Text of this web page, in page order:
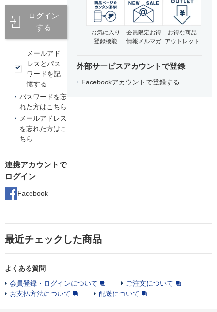
ログイン
する
メールアド
レスとパス
ワードを記
憶する
パスワードを忘
れた方はこちら
メールアドレス
を忘れた方はこ
ちら
連携アカウントで
ログイン
Facebook
お気に入り
登録機能
会員限定お得
情報メルマガ
お得な商品
アウトレット
外部サービスアカウントで登録
Facebookアカウントで登録する
最近チェックした商品
よくある質問
会員登録・ログインについて
ご注文について
お支払方法について
配送について